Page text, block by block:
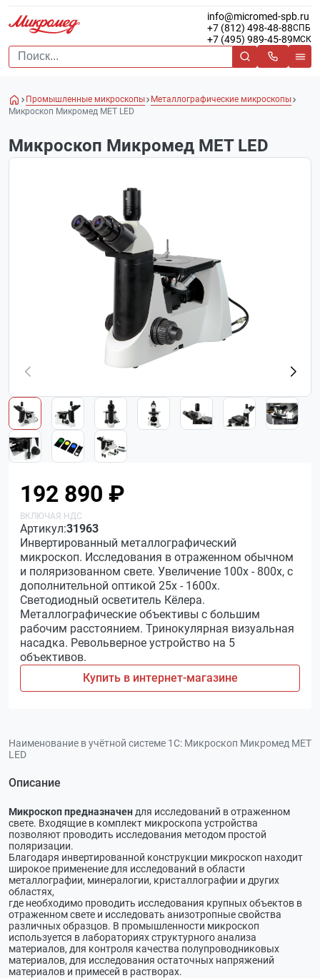
info@micromed-spb.ru
+7 (812) 498-48-88СПБ
+7 (495) 989-45-89 МСК
Промышленные микроскопы
Металлографические микроскопы
Микроскоп Микромед МЕТ LED
Микроскоп Микромед МЕТ LED
192 890 ₽
Артикул:31963
Инвертированный металлографический
микроскоп. Исследования в отраженном обычном
и поляризованном свете. Увеличение 100х - 800х, с
дополнительной оптикой 25х - 1600х.
Светодиодный осветитель Кёлера.
Металлографические объективы с большим
рабочим расстоянием. Тринокулярная визуальная
насадка. Револьверное устройство на 5
объективов.
Купить в интернет-магазине
Наименование в учётной системе 1С: Микроскоп Микромед МЕТ
LED
Описание
Микроскоп предназначен для исследований в отраженном
свете. Входящие в комплект микроскопа устройства
позволяют проводить исследования методом простой
поляризации.
Благодаря инвертированной конструкции микроскоп находит
широкое применение для исследований в области
металлографии, минералогии, кристаллографии и других
областях,
где необходимо проводить исследования крупных объектов в
отраженном свете и исследовать анизотропные свойства
различных образцов. В промышленности микроскоп
используется в лабораториях структурного анализа
материалов, для контроля качества полупроводниковых
материалов, для исследования остаточных напряжений
материалов и примесей в растворах.